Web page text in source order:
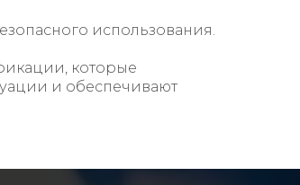
использования.
которые
и обеспечивают